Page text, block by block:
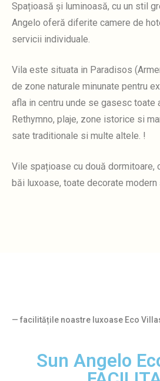
Spațioasă și luminoasă, cu un stil
Angelo oferă diferite camere de
servicii individuale.
Vila este situata in Paradisos
de zone naturale minunate pentru
afla in centru unde se gasesc toate
Rethymno, plaje, zone istorice si
sate traditionale si multe altele. !
Vile spațioase cu două dormitoare,
băi luxoase, toate decorate modern
— facilitățile noastre luxoase Eco
Sun Angelo